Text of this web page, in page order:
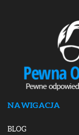
NAWIGACJA
BLOG